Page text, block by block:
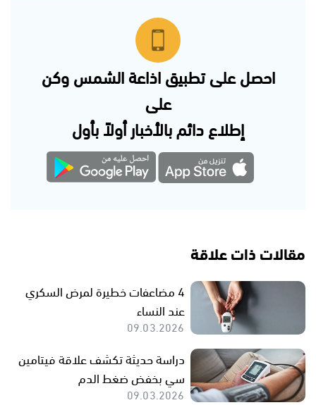
احصل على تطبيق اذاعة الشمس وكن
على
إطلاع دائم بالأخبار أولاً بأول
مقالات ذات علاقة
4 مضاعفات خطيرة لمرض السكري
عند النساء
09.03.2026
دراسة حديثة تكشف علاقة فيتامين
سي بخفض ضغط الدم
09.03.2026